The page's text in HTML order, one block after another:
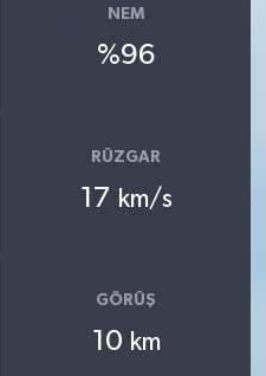
NEM
%96
RÜZGAR
17 km/s
GÖRÜŞ
10 km